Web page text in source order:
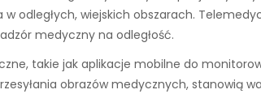
w odległych, wiejskich obszarach.
medyczny na odległość.
takie jak aplikacje mobilne do
obrazów medycznych, stanowią